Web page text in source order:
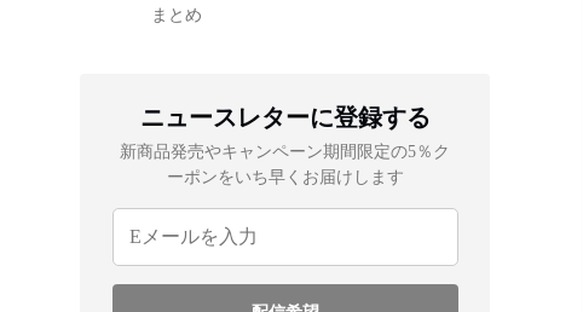
まとめ
ニュースレターに登録する
新商品発売やキャンペーン期間限定の5％ク
ーポンをいち早くお届けします